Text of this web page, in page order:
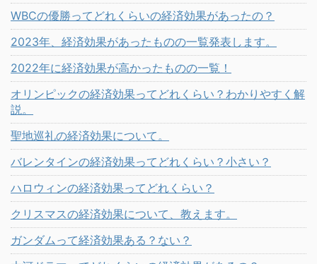
WBCの優勝ってどれくらいの経済効果があったの？
2023年、経済効果があったものの一覧発表します。
2022年に経済効果が高かったものの一覧！
オリンピックの経済効果ってどれくらい？わかりやすく解
説。
聖地巡礼の経済効果について。
バレンタインの経済効果ってどれくらい？小さい？
ハロウィンの経済効果ってどれくらい？
クリスマスの経済効果について、教えます。
ガンダムって経済効果ある？ない？